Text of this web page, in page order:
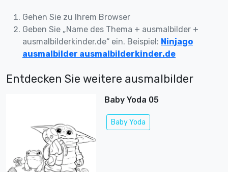
Gehen Sie zu Ihrem Browser
Geben Sie „Name des Thema + ausmalbilder +
ausmalbilderkinder.de“ ein. Beispiel: Ninjago
ausmalbilder ausmalbilderkinder.de
Entdecken Sie weitere ausmalbilder
Baby Yoda 05
Baby Yoda